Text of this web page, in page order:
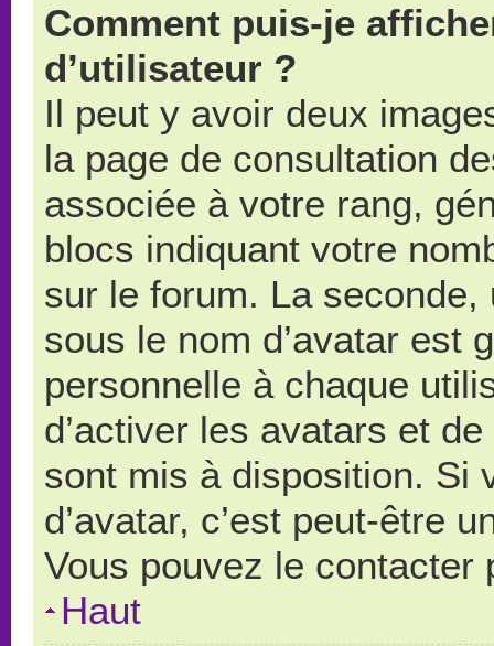
Comment puis-je
d’utilisateur ?
Il peut y avoir deux
la page de consultation
associée à votre rang,
blocs indiquant votre
sur le forum. La
sous le nom d’avatar est
personnelle à chaque
d’activer les avatars et
sont mis à disposition. Si
d’avatar, c’est peut-être
Vous pouvez le contacter
Haut